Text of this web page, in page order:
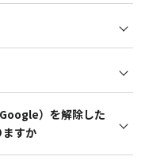
ルアドレスを入力し
ップしてください。
すので、メールに記
の再設定をお願いい
レス）・パスワード
」ボタンより退会退
の退会はで
IDの退会操作
とはできません。
き、各サイト側で退
）を解除した
すか